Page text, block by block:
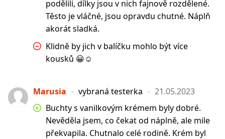
podělili, dílky jsou v nich fajnově rozdělené.
Těsto je vláčné, jsou opravdu chutné. Náplň
akorát sladká.
Klidně by jich v balíčku mohlo být více
kousků 😀☺️
Marusia vybraná testerka
21.05.2023
Buchty s vanilkovým krémem byly dobré.
Nevěděla jsem, co čekat od náplně, ale mile
překvapila. Chutnalo celé rodině. Krém byl